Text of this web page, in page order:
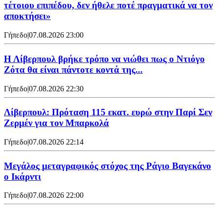
τέτοιου επιπέδου, δεν ήθελε ποτέ πραγματικά να τον
αποκτήσει»
Γήπεδο|07.08.2026 23:00
Η Λίβερπουλ βρήκε τρόπο να νιώθει πως ο Ντιόγο
Ζότα θα είναι πάντοτε κοντά της...
Γήπεδο|07.08.2026 22:30
Λίβερπουλ: Πρόταση 115 εκατ. ευρώ στην Παρί Σεν
Ζερμέν για τον Μπαρκολά
Γήπεδο|07.08.2026 22:14
Μεγάλος μεταγραφικός στόχος της Ράγιο Βαγεκάνο
ο Ικάρντι
Γήπεδο|07.08.2026 22:00